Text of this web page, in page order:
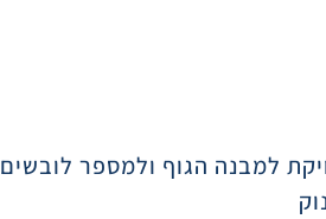
למבנה הגוף ולמספר לובשים